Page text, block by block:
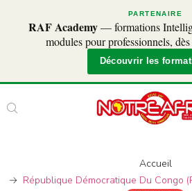
PARTENAIRE
RAF Academy— formations
modules pour professionnels,
Découvrir les
Accueil
République Démocratique Du Congo